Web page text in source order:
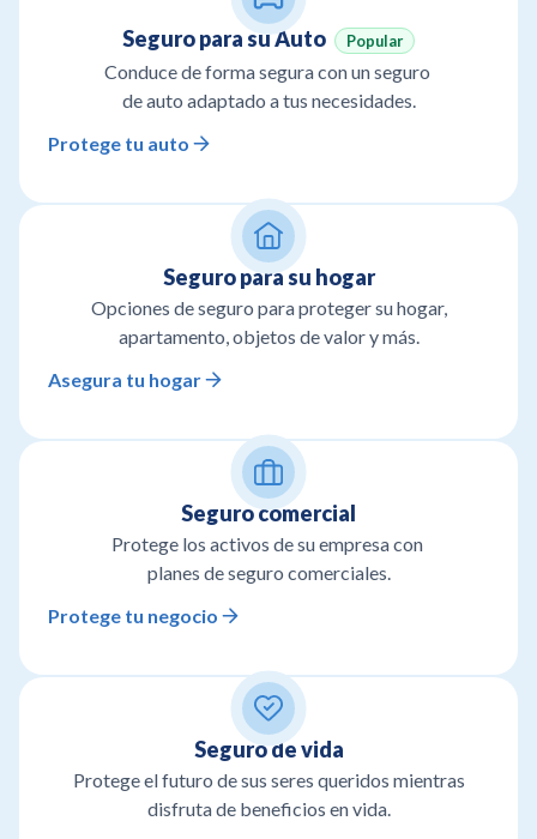
Seguro para su Auto Popular
Conduce de forma segura con un seguro
de auto adaptado a tus necesidades.
Protege tu auto
Seguro para su hogar
Opciones de seguro para proteger su hogar,
apartamento, objetos de valor y más.
Asegura tu hogar
Seguro comercial
Protege los activos de su empresa con
planes de seguro comerciales.
Protege tu negocio
Seguro de vida
Protege el futuro de sus seres queridos mientras
disfruta de beneficios en vida.